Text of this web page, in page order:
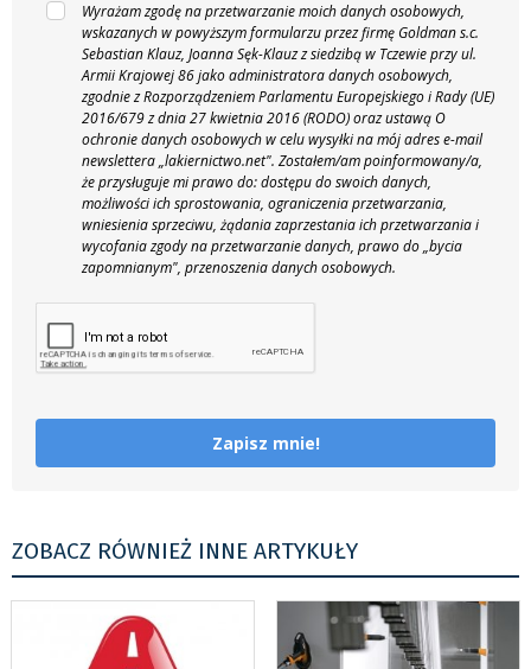
Wyrażam zgodę na przetwarzanie moich danych osobowych,
wskazanych w powyższym formularzu przez firmę Goldman s.c.
Sebastian Klauz, Joanna Sęk-Klauz z siedzibą w Tczewie przy ul.
Armii Krajowej 86 jako administratora danych osobowych,
zgodnie z Rozporządzeniem Parlamentu Europejskiego i Rady (UE)
2016/679 z dnia 27 kwietnia 2016 (RODO) oraz ustawą O
ochronie danych osobowych w celu wysyłki na mój adres e-mail
newslettera „lakiernictwo.net". Zostałem/am poinformowany/a,
że przysługuje mi prawo do: dostępu do swoich danych,
możliwości ich sprostowania, ograniczenia przetwarzania,
wniesienia sprzeciwu, żądania zaprzestania ich przetwarzania i
wycofania zgody na przetwarzanie danych, prawo do „bycia
zapomnianym", przenoszenia danych osobowych.
Zapisz mnie!
ZOBACZ RÓWNIEŻ INNE ARTYKUŁY